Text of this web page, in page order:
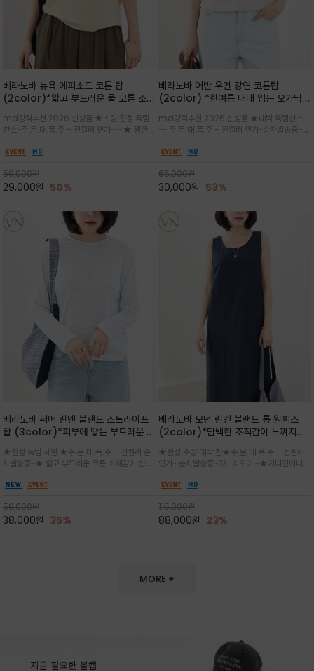
베라노바 뉴욕 에피소드 코튼 탑
(2color)*얇고 부드러운 쿨 코튼 소재
고 자연스러운 멋이 있는 핏으로 여름내
내 편하고 감각적으로 입으세요
md강력추천 2026 신상품 ★소량 한정 득템
찬스~주.문.대.폭.주 - 전컬러 인기~~~★ 쨍한듯
내추럴한 컬러감이 매력적인 티셔츠/여유로운
59,000원
29,000원 50%
베라노바 어반 우먼 강연 코튼탑
(2color) *한여름 내내 입는 오가닉
워크 (Line Work) & 스케치/감각적
인 아트워크 프린트가 시선을 끄는 루즈
핏 강연티셔츠
md강력추천 2026 신상품 ★대박 득템찬스
~~ 주.문.대.폭.주 - 전컬러 인기~순차발송중~★
한 착용감을 선사하며, 자연스럽게 떨어지는 실루
으로도 포인트가 되며, 데일리 활
65,000원
30,000원 53%
베라노바 써머 린넨 블랜드 스트라이프
탑 (3color)*피부에 닿는 부드러운 촉
연스러운 질감에 폴리에스터의 형태 안
정성을 더한 원단
★한정 득템 세일 ★주.문.대.폭.주 - 전컬러 순
차발송중~★ 얇고 부드러운 코튼 소재감이 산뜻
는 여유핏이 체형을 자연스럽게 여리하게 보이게
으로 입어주세요
59,000원
38,000원 35%
베라노바 모던 린넨 블랜드 롱 원피스
(2color)*담백한 조직감이 느껴지는
롱 원피스
★한정 수량 대박 찬★주.문.대.폭.주 - 전컬러
인기~ 순차발송중~3차 리오더 ~★가디건이나
도 손색이 없고,리조트룩까지 만능/답답하지 않
버하면서도 여리여리한 무
115,000원
88,000원 23%
MORE +